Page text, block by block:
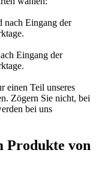
nach Eingang der
Eingang der
einen Teil unseres
Zögern Sie nicht, bei
bei uns
Produkte von